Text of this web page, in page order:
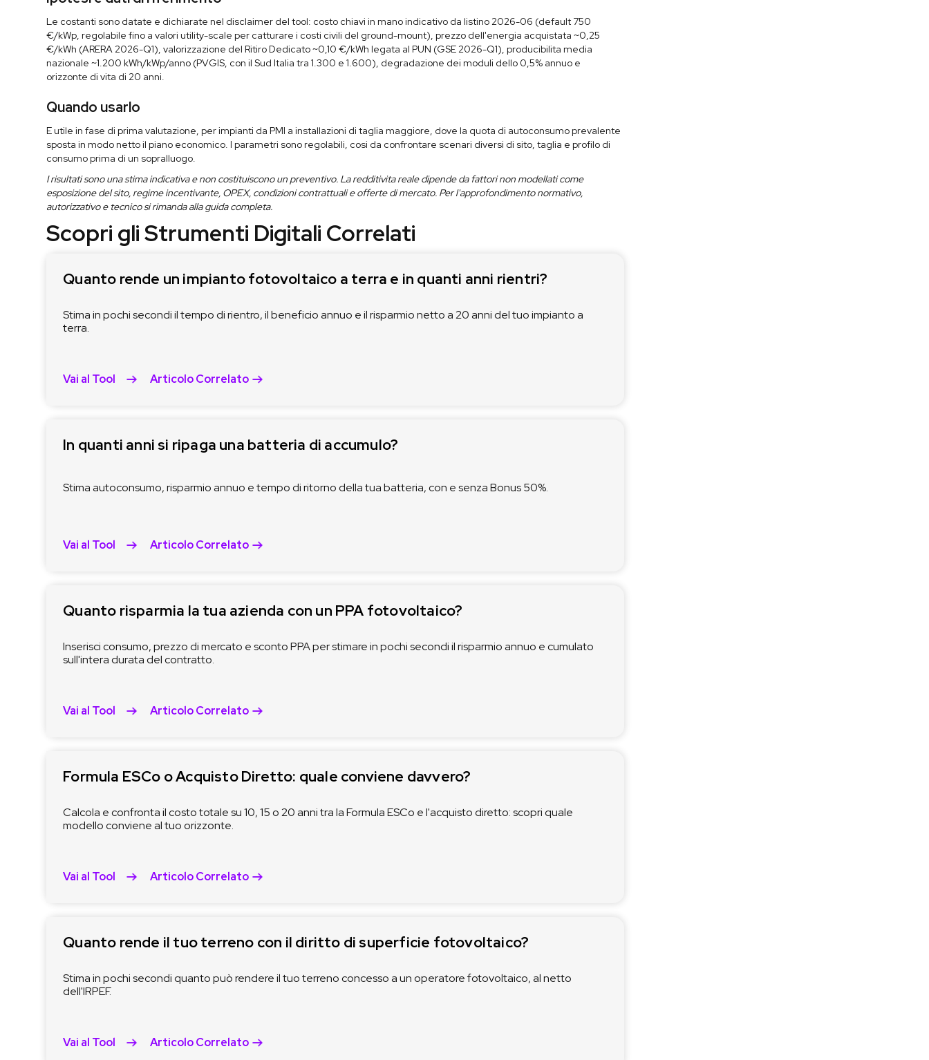
Le costanti sono datate e dichiarate nel disclaimer del tool: costo chiavi in mano indicativo da listino 2026-06 (default 750
€/kWp, regolabile fino a valori utility-scale per catturare i costi civili del ground-mount), prezzo dell'energia acquistata ~0,25
€/kWh (ARERA 2026-Q1), valorizzazione del Ritiro Dedicato ~0,10 €/kWh legata al PUN (GSE 2026-Q1), producibilita media
nazionale ~1.200 kWh/kWp/anno (PVGIS, con il Sud Italia tra 1.300 e 1.600), degradazione dei moduli dello 0,5% annuo e
orizzonte di vita di 20 anni.
Quando usarlo
E utile in fase di prima valutazione, per impianti da PMI a installazioni di taglia maggiore, dove la quota di autoconsumo prevalente
sposta in modo netto il piano economico. I parametri sono regolabili, cosi da confrontare scenari diversi di sito, taglia e profilo di
consumo prima di un sopralluogo.
I risultati sono una stima indicativa e non costituiscono un preventivo. La redditivita reale dipende da fattori non modellati come
esposizione del sito, regime incentivante, OPEX, condizioni contrattuali e offerte di mercato. Per l'approfondimento normativo,
autorizzativo e tecnico si rimanda alla guida completa.
Scopri gli Strumenti Digitali Correlati
Quanto rende un impianto fotovoltaico a terra e in quanti anni rientri?
Stima in pochi secondi il tempo di rientro, il beneficio annuo e il risparmio netto a 20 anni del tuo impianto a
terra.
Vai al Tool Articolo Correlato
In quanti anni si ripaga una batteria di accumulo?
Stima autoconsumo, risparmio annuo e tempo di ritorno della tua batteria, con e senza Bonus 50%.
Vai al Tool Articolo Correlato
Quanto risparmia la tua azienda con un PPA fotovoltaico?
Inserisci consumo, prezzo di mercato e sconto PPA per stimare in pochi secondi il risparmio annuo e cumulato
sull'intera durata del contratto.
Vai al Tool Articolo Correlato
Formula ESCo o Acquisto Diretto: quale conviene davvero?
Calcola e confronta il costo totale su 10, 15 o 20 anni tra la Formula ESCo e l'acquisto diretto: scopri quale
modello conviene al tuo orizzonte.
Vai al Tool Articolo Correlato
Quanto rende il tuo terreno con il diritto di superficie fotovoltaico?
Stima in pochi secondi quanto può rendere il tuo terreno concesso a un operatore fotovoltaico, al netto
dell'IRPEF.
Vai al Tool Articolo Correlato